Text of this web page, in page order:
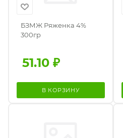
БЗМЖ Ряженка 4%
300гр
51.10 ₽
В КОРЗИНУ